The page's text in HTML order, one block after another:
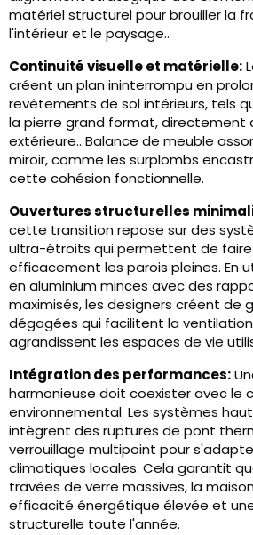
matériel structurel pour brouiller la
l'intérieur et le paysage..
Continuité visuelle et matérielle:
créent un plan ininterrompu en
revêtements de sol intérieurs, tels
la pierre grand format, directement
extérieure.. Balance de meuble
miroir, comme les surplombs
cette cohésion fonctionnelle.
Ouvertures structurelles
cette transition repose sur des
ultra-étroits qui permettent de
efficacement les parois pleines. En
en aluminium minces avec des
maximisés, les designers créent de
dégagées qui facilitent la
agrandissent les espaces de vie
Intégration des performances:
harmonieuse doit coexister avec le
environnemental. Les systèmes
intègrent des ruptures de pont
verrouillage multipoint pour
climatiques locales. Cela garantit
travées de verre massives, la
efficacité énergétique élevée et
structurelle toute l'année.